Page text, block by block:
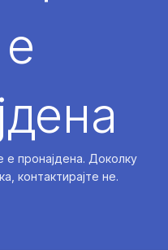
е пронајдена. Доколку
контактирајте не.